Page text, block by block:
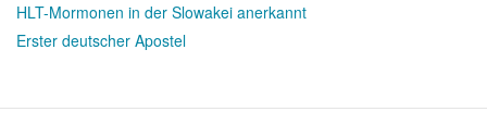
HLT-Mormonen in der Slowakei anerkannt
Erster deutscher Apostel